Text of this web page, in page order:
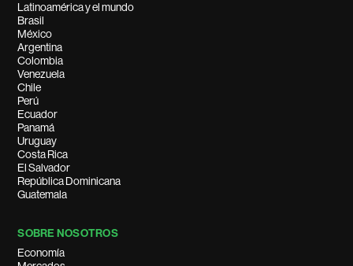
Latinoamérica y el mundo
Brasil
México
Argentina
Colombia
Venezuela
Chile
Perú
Ecuador
Panamá
Uruguay
Costa Rica
El Salvador
República Dominicana
Guatemala
SOBRE NOSOTROS
Economía